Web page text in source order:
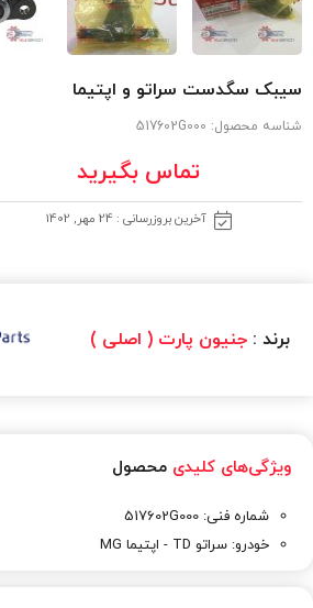
سیبک سگدست سراتو و اپتیما
شناسه محصول: 517602G000
تماس بگیرید
آخرین بروزرسانی : 24 مهر, 1402
برند :جنیون پارت ( اصلی )
ویژگی‌های کلیدی محصول
شماره فنی: 517602G000
خودرو: سراتو TD - اپتیما MG